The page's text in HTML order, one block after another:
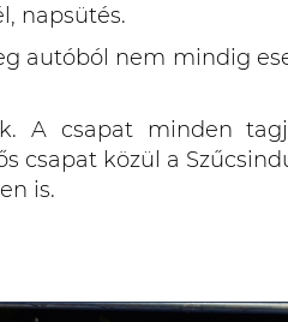
napsütés.
autóból nem mindig
A csapat minden
közül a
is.